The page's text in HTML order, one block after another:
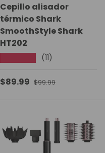
Cepillo alisador
térmico Shark
SmoothStyle Shark
HT202
(11)
Precio de venta
$89.99 Precio normal
$99.99